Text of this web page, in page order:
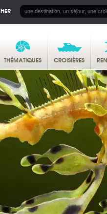
THÉMATIQUES CROISIÈRES